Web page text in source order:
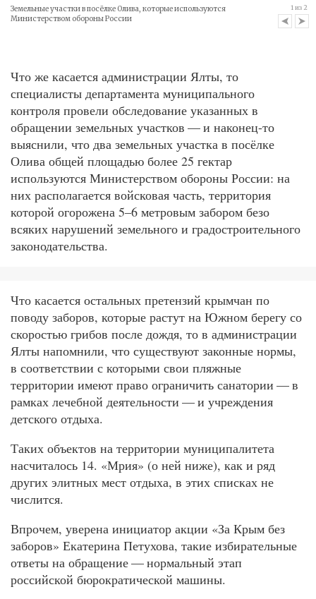
Земельные участки в посёлке Олива, которые используются
Министерством обороны России
1 из 2
Что же касается администрации Ялты, то
специалисты департамента муниципального
контроля провели обследование указанных в
обращении земельных участков — и наконец-то
выяснили, что два земельных участка в посёлке
Олива общей площадью более 25 гектар
используются Министерством обороны России: на
них располагается войсковая часть, территория
которой огорожена 5–6 метровым забором безо
всяких нарушений земельного и градостроительного
законодательства.
Что касается остальных претензий крымчан по
поводу заборов, которые растут на Южном берегу со
скоростью грибов после дождя, то в администрации
Ялты напомнили, что существуют законные нормы,
в соответствии с которыми свои пляжные
территории имеют право ограничить санатории — в
рамках лечебной деятельности — и учреждения
детского отдыха.
Таких объектов на территории муниципалитета
насчиталось 14. «Мрия» (о ней ниже), как и ряд
других элитных мест отдыха, в этих списках не
числится.
Впрочем, уверена инициатор акции «За Крым без
заборов» Екатерина Петухова, такие избирательные
ответы на обращение — нормальный этап
российской бюрократической машины.